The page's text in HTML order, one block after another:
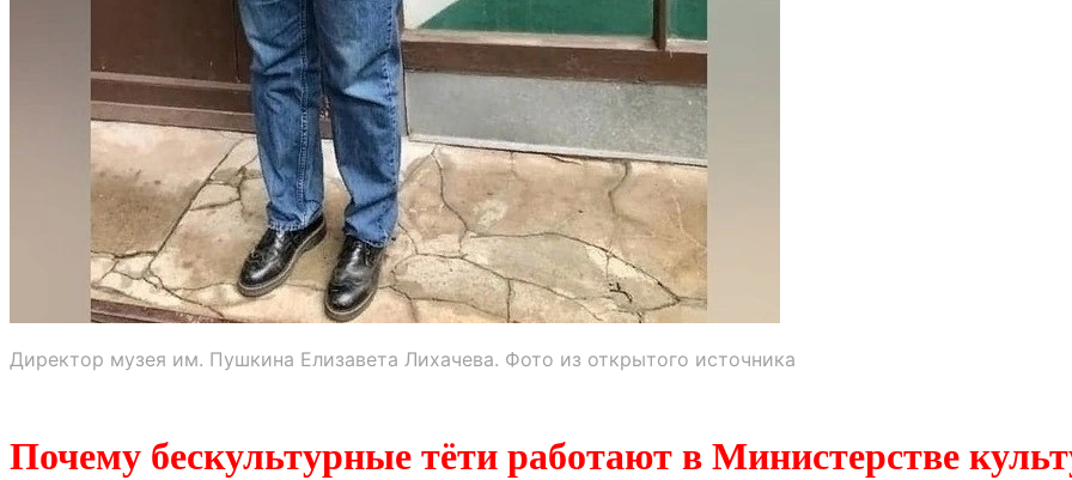
Директор музея им. Пушкина Елизавета Лихачева. Фото из открытого источника
Почему бескультурные тёти работают в Министерстве